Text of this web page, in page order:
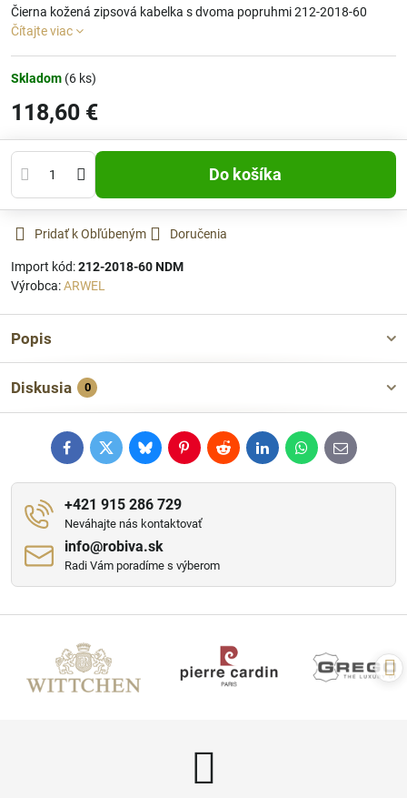
Čierna kožená zipsová kabelka s dvoma popruhmi 212-2018-60
Čítajte viac
Skladom (6 ks)
118,60 €
Do košíka
Pridať k Obľúbeným Doručenia
Import kód:212-2018-60 NDM
Výrobca:ARWEL
Popis
Diskusia 0
FacebookTwitterBlueskyPinterestRedditLinkedInWhatsApp
E-
mail
+421 915 286 729
Neváhajte nás kontaktovať
info​@robiva​.sk
Radi Vám poradíme s výberom